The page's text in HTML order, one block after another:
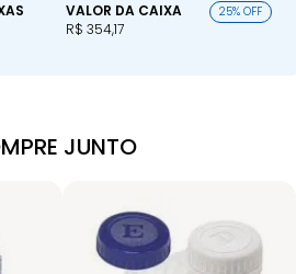
VALOR DA CAIXA
R$ 354,17
25% OFF
JUNTO